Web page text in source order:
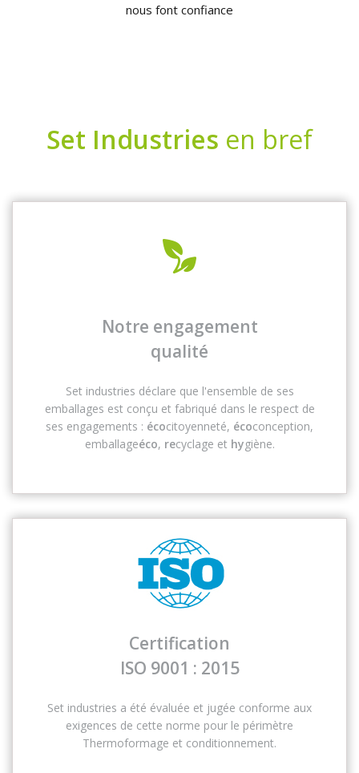
nous font confiance
Set Industries en bref
Notre engagement
qualité
Set industries déclare que l'ensemble de ses
emballages est conçu et fabriqué dans le respect de
ses engagements : écocitoyenneté, écoconception,
emballageéco, recyclage et hygiène.
Certification
ISO 9001 : 2015
Set industries a été évaluée et jugée conforme aux
exigences de cette norme pour le périmètre
Thermoformage et conditionnement.